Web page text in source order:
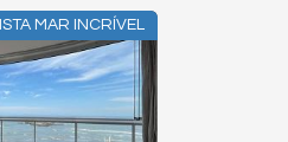
MAR INCRÍVEL